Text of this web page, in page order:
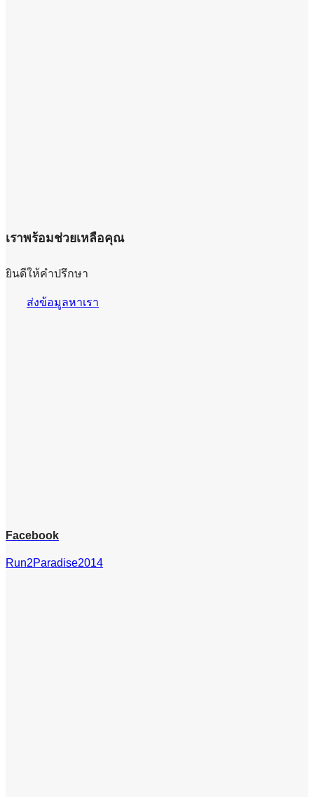
เราพร้อมช่วยเหลือคุณ
ยินดีให้คำปรึกษา
ส่งข้อมูลหาเรา
Facebook
Run2Paradise2014